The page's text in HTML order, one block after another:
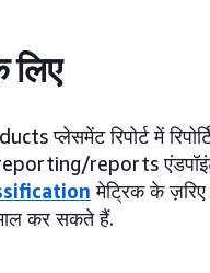
लिए
प्लेसमेंट रिपोर्ट में
reports
मेट्रिक के ज़रिए
कर सकते हैं.